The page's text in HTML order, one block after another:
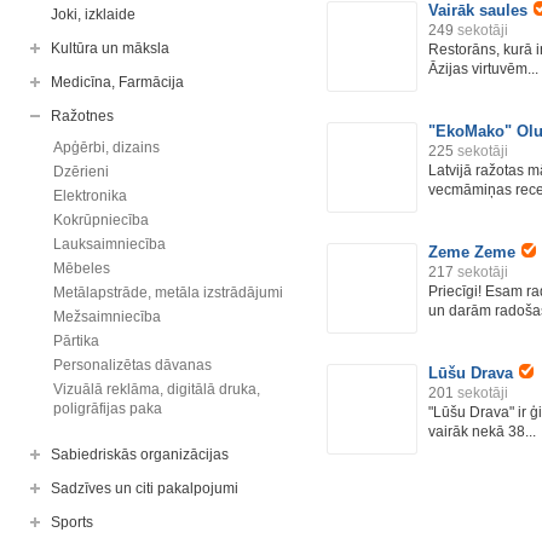
Joki, izklaide
Kultūra un māksla
Medicīna, Farmācija
Ražotnes
Apģērbi, dizains
Dzērieni
Elektronika
Kokrūpniecība
Lauksaimniecība
Mēbeles
Metālapstrāde, metāla izstrādājumi
Mežsaimniecība
Pārtika
Personalizētas dāvanas
Vizuālā reklāma, digitālā druka,
poligrāfijas paka
Sabiedriskās organizācijas
Sadzīves un citi pakalpojumi
Sports
Vairāk saules
249 sekotāji
Restorāns, kurā
Āzijas virtuvēm...
"EkoMako"
225 sekotāji
Latvijā ražotas
vecmāmiņas
Zeme Zeme
217 sekotāji
Priecīgi! Esam
un darām
Lūšu Drava
201 sekotāji
"Lūšu Drava" ir
vairāk nekā 38...